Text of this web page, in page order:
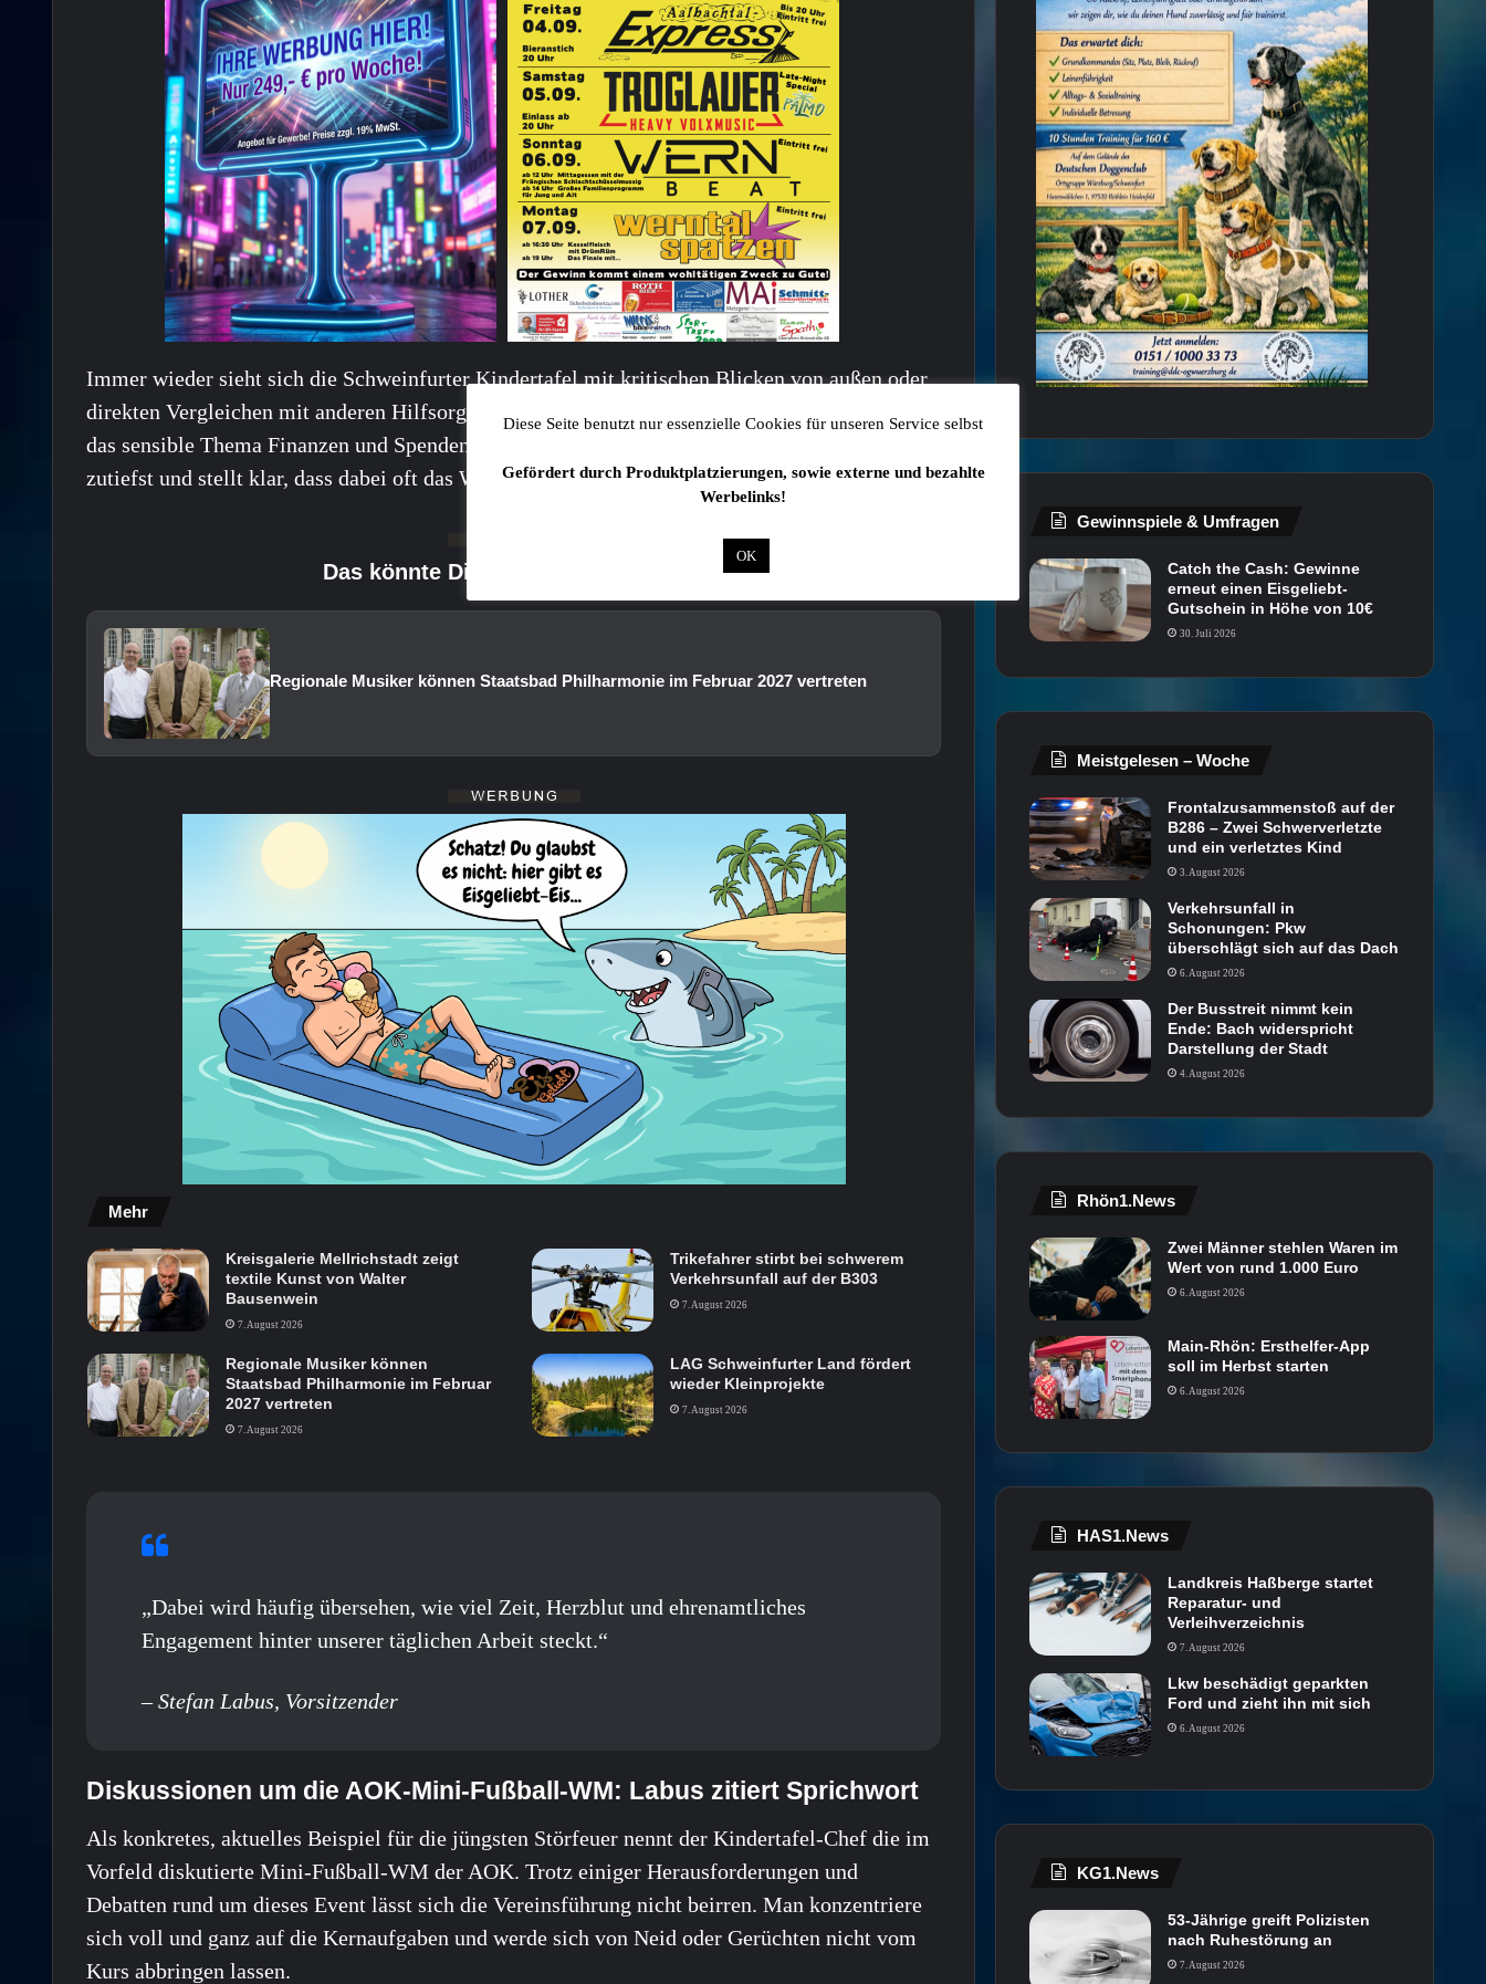
Immer wieder sieht sich die Schweinfurter Kindertafel mit kritischen Blicken von außen oder
direkten Vergleichen mit anderen Hilfsorganisationen konfrontiert – insbesondere, wenn es um
das sensible Thema Finanzen und Spendenströme geht. Labus bedauert diese Entwicklung
zutiefst und stellt klar, dass dabei oft das Wesentliche übersehen wird:
Das könnte Dich auch interessieren:
Regionale Musiker können Staatsbad Philharmonie im Februar 2027 vertreten
Mehr
Kreisgalerie Mellrichstadt zeigt
textile Kunst von Walter
Bausenwein
7. August 2026
Trikefahrer stirbt bei schwerem
Verkehrsunfall auf der B303
7. August 2026
Regionale Musiker können
Staatsbad Philharmonie im Februar
2027 vertreten
7. August 2026
LAG Schweinfurter Land fördert
wieder Kleinprojekte
7. August 2026
„Dabei wird häufig übersehen, wie viel Zeit, Herzblut und ehrenamtliches
Engagement hinter unserer täglichen Arbeit steckt.“
– Stefan Labus, Vorsitzender
Diskussionen um die AOK-Mini-Fußball-WM: Labus zitiert Sprichwort
Als konkretes, aktuelles Beispiel für die jüngsten Störfeuer nennt der Kindertafel-Chef die im
Vorfeld diskutierte Mini-Fußball-WM der AOK. Trotz einiger Herausforderungen und
Debatten rund um dieses Event lässt sich die Vereinsführung nicht beirren. Man konzentriere
sich voll und ganz auf die Kernaufgaben und werde sich von Neid oder Gerüchten nicht vom
Kurs abbringen lassen.
Gewinnspiele & Umfragen
Catch the Cash: Gewinne
erneut einen Eisgeliebt-
Gutschein in Höhe von 10€
30. Juli 2026
Meistgelesen – Woche
Frontalzusammenstoß auf der
B286 – Zwei Schwerverletzte
und ein verletztes Kind
3. August 2026
Verkehrsunfall in
Schonungen: Pkw
überschlägt sich auf das Dach
6. August 2026
Der Busstreit nimmt kein
Ende: Bach widerspricht
Darstellung der Stadt
4. August 2026
Rhön1.News
Zwei Männer stehlen Waren im
Wert von rund 1.000 Euro
6. August 2026
Main-Rhön: Ersthelfer-App
soll im Herbst starten
6. August 2026
HAS1.News
Landkreis Haßberge startet
Reparatur- und
Verleihverzeichnis
7. August 2026
Lkw beschädigt geparkten
Ford und zieht ihn mit sich
6. August 2026
KG1.News
53-Jährige greift Polizisten
nach Ruhestörung an
7. August 2026
Diese Seite benutzt nur essenzielle Cookies für unseren Service selbst
Gefördert durch Produktplatzierungen, sowie externe und bezahlte
Werbelinks!
OK